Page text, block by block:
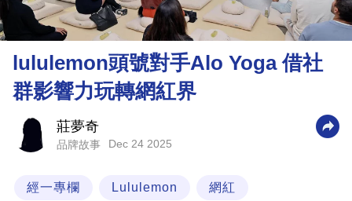
市
理
財
商
科
lululemon頭號對手Alo Yoga 借社
群影響力玩轉網紅界
莊夢奇
品牌故事 Dec 24 2025
經一專欄 Lululemon 網紅